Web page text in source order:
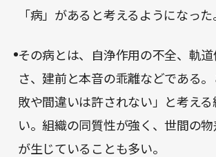
「病」があると考えるようになった
その病とは、自浄作用の不全、軌
さ、建前と本音の乖離などである
敗や間違いは許されない」と考え
い。組織の同質性が強く、世間の
が生じていることも多い。